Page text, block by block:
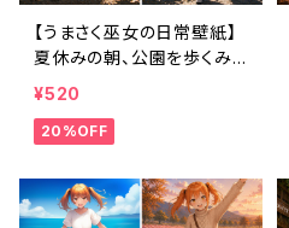
【うまさく巫女の日常壁紙】
夏休みの朝、公園を歩くみう
とりせ〈カレンダーなし・1ヶ
¥520
20%OFF